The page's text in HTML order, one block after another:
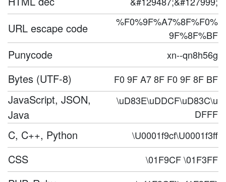
URL escape code
%F0%9F%A7%8F%F0%
9F%8F%BF
Punycode xn--qn8h56g
Bytes (UTF-8) F0 9F A7 8F F0 9F 8F BF
JavaScript, JSON,
Java
\uD83E\uDDCF\uD83C\u
DFFF
C, C++, Python \U0001f9cf\U0001f3ff
CSS \01F9CF \01F3FF